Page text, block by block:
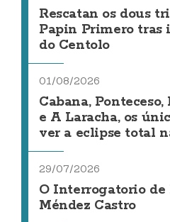
Rescatan os dous
Papin Primero tras
do Centolo
01/08/2026
Cabana,
e A Laracha, os
ver a eclipse total
29/07/2026
O Interrogatorio de
Méndez Castro